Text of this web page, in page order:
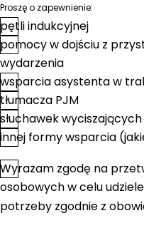
Proszę o zapewnienie:
pętli indukcyjnej
pomocy w dojściu z
wydarzenia
wsparcia asystenta w
tłumacza PJM
słuchawek wyciszających
innej formy wsparcia
Zgoda*
Wyrażam zgodę na
osobowych w celu
potrzeby zgodnie z